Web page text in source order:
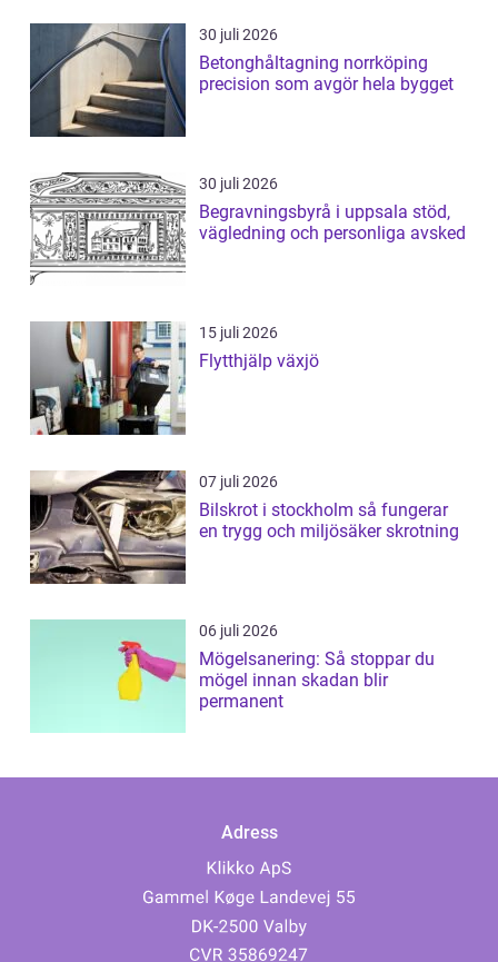
30 juli 2026
Betonghåltagning norrköping
precision som avgör hela bygget
30 juli 2026
Begravningsbyrå i uppsala stöd,
vägledning och personliga avsked
15 juli 2026
Flytthjälp växjö
07 juli 2026
Bilskrot i stockholm så fungerar
en trygg och miljösäker skrotning
06 juli 2026
Mögelsanering: Så stoppar du
mögel innan skadan blir
permanent
Adress